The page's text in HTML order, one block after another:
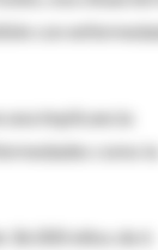
con
implicancia
como la
niños de 6